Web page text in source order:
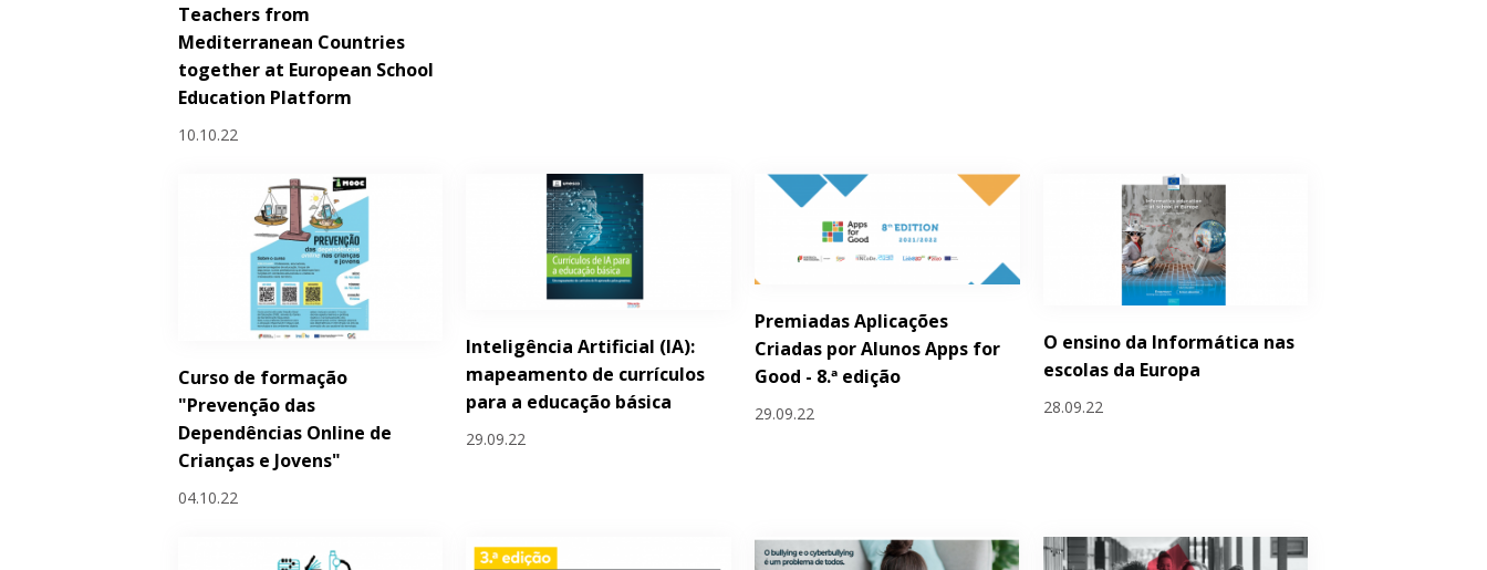
Teachers from
Mediterranean Countries
together at European School
Education Platform
10.10.22
Curso de formação
"Prevenção das
Dependências Online de
Crianças e Jovens"
04.10.22
Inteligência Artificial (IA):
mapeamento de currículos
para a educação básica
29.09.22
Premiadas Aplicações
Criadas por Alunos Apps for
Good - 8.ª edição
29.09.22
O ensino da Informática nas
escolas da Europa
28.09.22